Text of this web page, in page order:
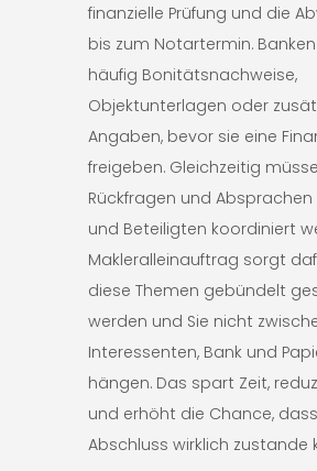
finanzielle Prüfung und die
bis zum Notartermin.
häufig Bonitätsnachweise,
Objektunterlagen oder
Angaben, bevor sie eine
freigeben. Gleichzeitig
Rückfragen und
und Beteiligten koordiniert
Makleralleinauftrag sorgt
diese Themen gebündelt
werden und Sie nicht
Interessenten, Bank und
hängen. Das spart Zeit,
und erhöht die Chance,
Abschluss wirklich zustande